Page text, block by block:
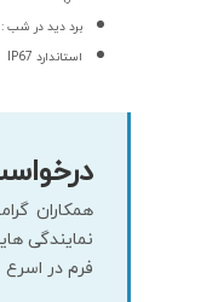
برد دید در شب : IRه10 متر
استاندارد IP67
همکاران
نمایندگی
فرم در